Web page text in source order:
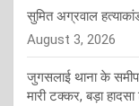
सुमित अग्रवाल
August 3, 2026
जुगसलाई थाना के
मारी टक्कर, बड़ा